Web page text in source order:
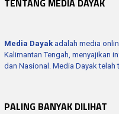
TENTANG MEDIA DAYAK
Media Dayak adalah media
Kalimantan Tengah, menyajikan
dan Nasional. Media Dayak telah
PALING BANYAK DILIHAT